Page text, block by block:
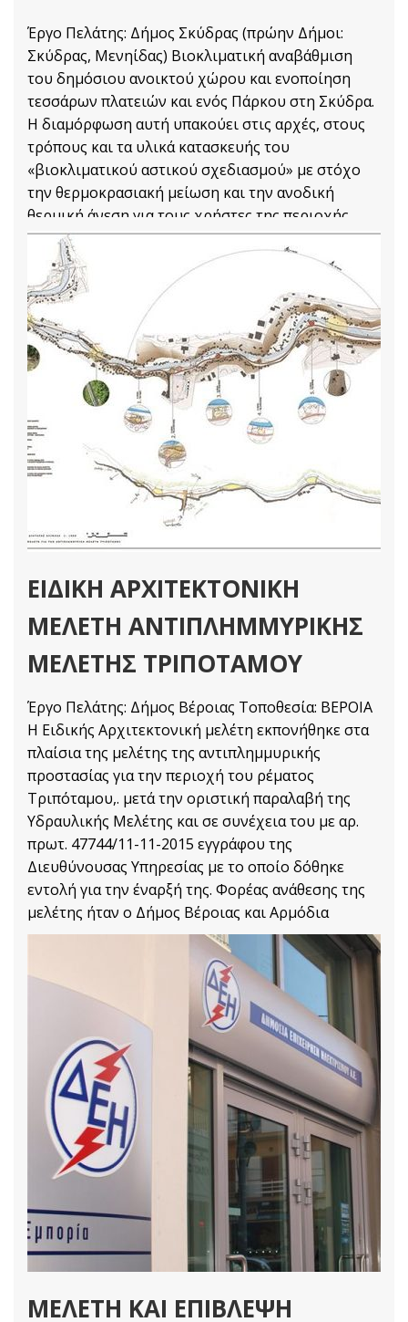
Έργο Πελάτης: Δήμος Σκύδρας (πρώην Δήμοι:
Σκύδρας, Μενηίδας) Βιοκλιματική αναβάθμιση
του δημόσιου ανοικτού χώρου και ενοποίηση
τεσσάρων πλατειών και ενός Πάρκου στη Σκύδρα.
Η διαμόρφωση αυτή υπακούει στις αρχές, στους
τρόπους και τα υλικά κατασκευής του
«βιοκλιματικού αστικού σχεδιασμού» με στόχο
την θερμοκρασιακή μείωση και την ανοδική
θερμική άνεση για τους χρήστες της περιοχής
παρέμβασης.1 97
Αρχιτεκτονικές Μελέτες
Διαβάστε Περισσότερα
ΕΙΔΙΚΗ ΑΡΧΙΤΕΚΤΟΝΙΚΗ
ΜΕΛΕΤΗ ΑΝΤΙΠΛΗΜΜΥΡΙΚΗΣ
ΜΕΛΕΤΗΣ ΤΡΙΠΟΤΑΜΟΥ
Έργο Πελάτης: Δήμος Βέροιας Τοποθεσία: ΒΕΡΟΙΑ
Η Ειδικής Αρχιτεκτονική μελέτη εκπονήθηκε στα
πλαίσια της μελέτης της αντιπλημμυρικής
προστασίας για την περιοχή του ρέματος
Τριπόταμου,. μετά την οριστική παραλαβή της
Υδραυλικής Μελέτης και σε συνέχεια του με αρ.
πρωτ. 47744/11-11-2015 εγγράφου της
Διευθύνουσας Υπηρεσίας με το οποίο δόθηκε
εντολή για την έναρξή της. Φορέας ανάθεσης της
μελέτης ήταν ο Δήμος Βέροιας και Αρμόδια
Υπηρεσία ελέγχου και έγκρισης
Αρχιτεκτονικές Μελέτες
ΜΕΛΕΤΗ ΚΑΙ ΕΠΙΒΛΕΨΗ